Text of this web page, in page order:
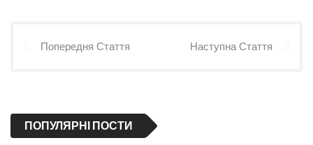
Попередня Стаття Наступна Стаття
ПОПУЛЯРНІ ПОСТИ